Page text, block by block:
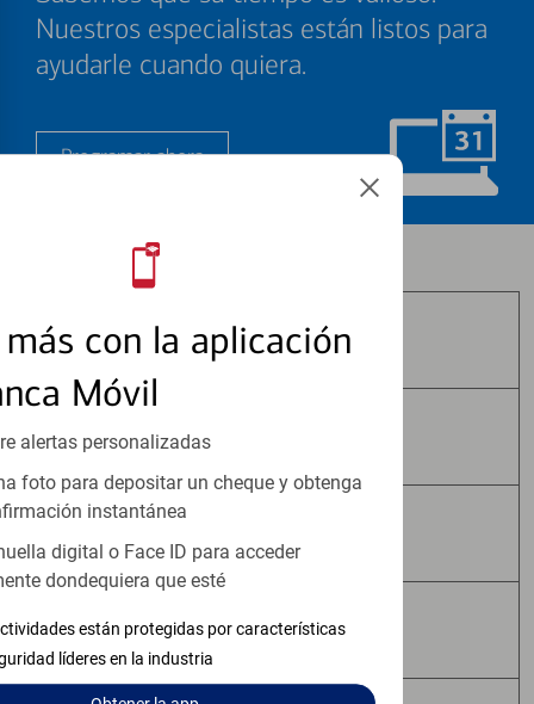
con la aplicación
Móvil
alertas personalizadas
foto para depositar un cheque y obtenga
instantánea
digital o Face ID para acceder
dondequiera que esté
están protegidas por características
líderes en la industria
Nuestros especialistas están listos para
ayudarle cuando quiera.
Programar ahora
Los productos de inversión y seguros:
No Están Asegurados por FDIC
No Tienen Garantía Bancaria
No Constituyen Depósitos